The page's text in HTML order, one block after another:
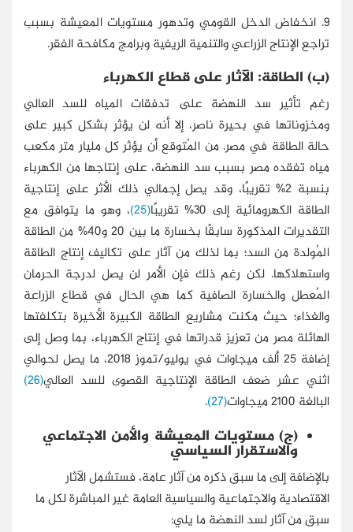
9. انخفاض الدخل القومي وتدهور مستويات المعيشة بسبب
تراجع الإنتاج الزراعي والتنمية الريفية وبرامج مكافحة الفقر.
(ب‌) الطاقة: الآثار على قطاع الكهرباء
رغم تأثير سد النهضة على تدفقات المياه للسد العالي
ومخزوناتها في بحيرة ناصر، إلا أنه لن يؤثر بشكل كبير على
حالة الطاقة في مصر. من المُتوقع أن يؤثر كل مليار متر مكعب
مياه تفقده مصر بسبب سد النهضة، على إنتاجها من الكهرباء
بنسبة 2% تقريبًا، وقد يصل إجمالي ذلك الأثر على إنتاجية
الطاقة الكهرومائية إلى 30% تقريبًا
(25)
، وهو ما يتوافق مع
التقديرات المذكورة سابقًا بخسارة ما بين 20 و40% من الطاقة
المُولدة من السد؛ بما لذلك من آثار على تكاليف إنتاج الطاقة
واستهلاكها. لكن رغم ذلك فإن الأمر لن يصل لدرجة الحرمان
المُعطل والخسارة الصافية كما هي الحال في قطاع الزراعة
والغذاء؛ حيث مكنت مشاريع الطاقة الكبيرة الأخيرة بتكلفتها
الهائلة مصر من تعزيز قدراتها في إنتاج الكهرباء، بما وصل إلى
إضافة 25 ألف ميجاوات في يوليو/تموز 2018، ما يصل لحوالي
اثني عشر ضعف الطاقة الإنتاجية القصوى للسد العالي(26)
البالغة 2100 ميجاوات
(27)
.
(ج) مستويات المعيشة والأمن الاجتماعي
والاستقرار السياسي
بالإضافة إلى ما سبق ذكره من آثار عامة، فستشمل الآثار
الاقتصادية والاجتماعية والسياسية العامة غير المباشرة لكل ما
سبق من آثار لسد النهضة ما يلي: